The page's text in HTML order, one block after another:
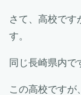
さて、高校です
す。
同じ長崎県内で
この高校ですが